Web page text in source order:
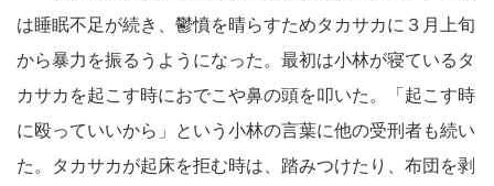
は睡眠不足が続き、鬱憤を晴らすためタカサカに３月上旬
から暴力を振るうようになった。最初は小林が寝ているタ
カサカを起こす時におでこや鼻の頭を叩いた。「起こす時
に殴っていいから」という小林の言葉に他の受刑者も続い
た。タカサカが起床を拒む時は、踏みつけたり、布団を剥